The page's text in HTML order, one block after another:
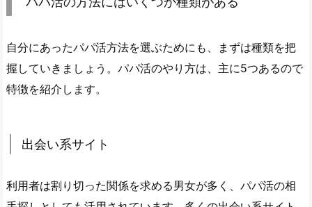
自分にあったパパ活方法を選ぶためにも、まずは種類を把
握していきましょう。パパ活のやり方は、主に5つあるので
特徴を紹介します。
出会い系サイト
利用者は割り切った関係を求める男女が多く、パパ活の相